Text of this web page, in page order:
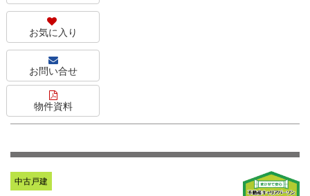
お気に入り
お問い合せ
物件資料
中古戸建